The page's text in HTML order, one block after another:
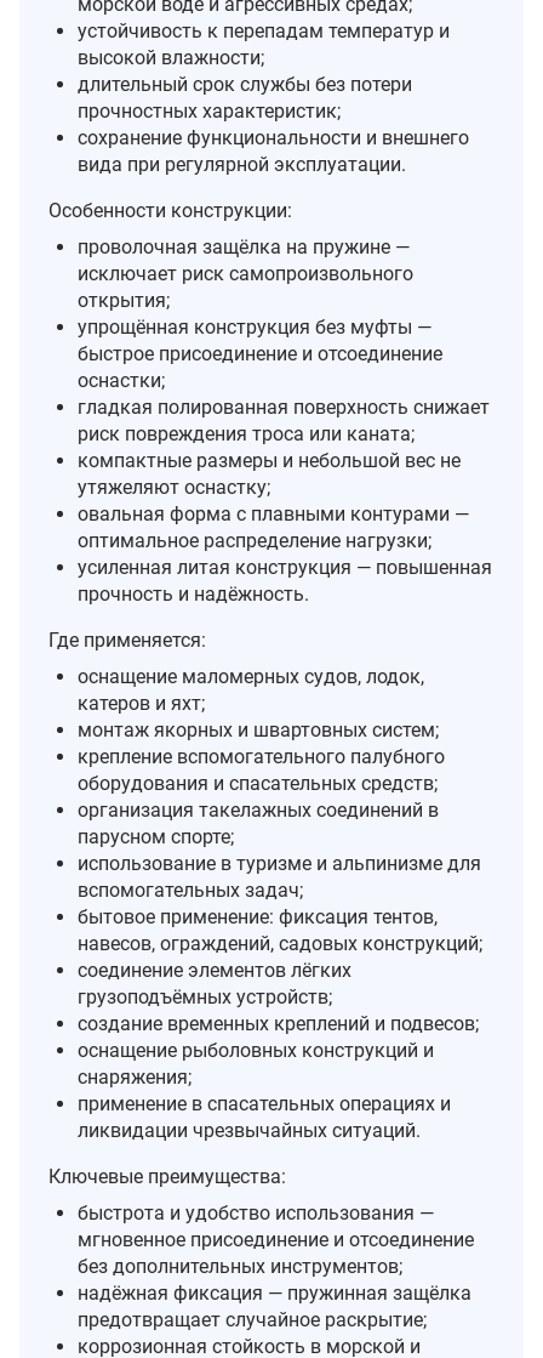
устойчивость к перепадам температур и
высокой влажности;
длительный срок службы без потери
прочностных характеристик;
сохранение функциональности и внешнего
вида при регулярной эксплуатации.
Особенности конструкции:
проволочная защёлка на пружине —
исключает риск самопроизвольного
открытия;
упрощённая конструкция без муфты —
быстрое присоединение и отсоединение
оснастки;
гладкая полированная поверхность снижает
риск повреждения троса или каната;
компактные размеры и небольшой вес не
утяжеляют оснастку;
овальная форма с плавными контурами —
оптимальное распределение нагрузки;
усиленная литая конструкция — повышенная
прочность и надёжность.
Где применяется:
оснащение маломерных судов, лодок,
катеров и яхт;
монтаж якорных и швартовных систем;
крепление вспомогательного палубного
оборудования и спасательных средств;
организация такелажных соединений в
парусном спорте;
использование в туризме и альпинизме для
вспомогательных задач;
бытовое применение: фиксация тентов,
навесов, ограждений, садовых конструкций;
соединение элементов лёгких
грузоподъёмных устройств;
создание временных креплений и подвесов;
оснащение рыболовных конструкций и
снаряжения;
применение в спасательных операциях и
ликвидации чрезвычайных ситуаций.
Ключевые преимущества:
быстрота и удобство использования —
мгновенное присоединение и отсоединение
без дополнительных инструментов;
надёжная фиксация — пружинная защёлка
предотвращает случайное раскрытие;
коррозионная стойкость в морской и